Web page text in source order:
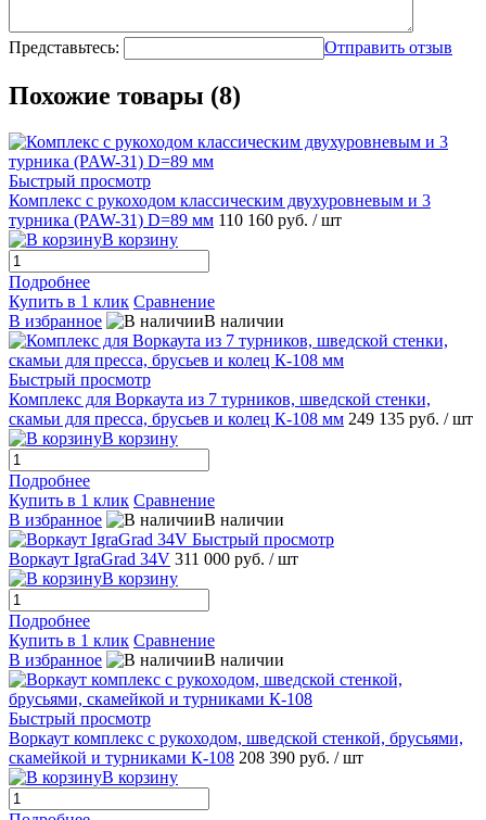
Представьтесь: Отправить отзыв
Похожие товары (8)
Быстрый просмотр
Комплекс с рукоходом классическим двухуровневым и 3
турника (PAW-31) D=89 мм 110 160 руб. / шт
В корзину
Подробнее
Купить в 1 клик Сравнение
В избранное
В наличии
Быстрый просмотр
Комплекс для Воркаута из 7 турников, шведской стенки,
скамьи для пресса, брусьев и колец К-108 мм 249 135 руб. / шт
В корзину
Подробнее
Купить в 1 клик Сравнение
В избранное
В наличии
Быстрый просмотр
Воркаут IgraGrad 34V 311 000 руб. / шт
В корзину
Подробнее
Купить в 1 клик Сравнение
В избранное
В наличии
Быстрый просмотр
Воркаут комплекс с рукоходом, шведской стенкой, брусьями,
скамейкой и турниками К-108 208 390 руб. / шт
В корзину